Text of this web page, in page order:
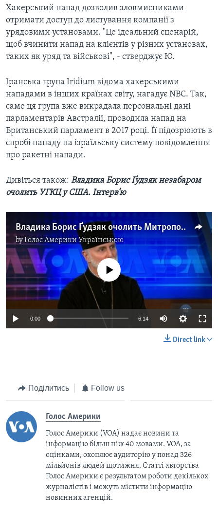
Хакерський напад дозволив зловмисниками
отримати доступ до листування компанії з
урядовими установами. "Це ідеальний сценарій,
щоб вчинити напад на клієнтів у різних установах,
таких як уряд та військові", - стверджує Ю.
Іранська група Iridium відома хакерськими
нападами в інших країнах світу, нагадує NBC. Так,
саме ця група вже викрадала персональні дані
парламентарів Австралії, проводила напад на
Британський парламент в 2017 році. Її підозрюють в
спробі нападу на ізраїльську систему повідомлення
про ракетні напади.
Дивіться також: Владика Борис Ґудзяк незабаром
очолить УГКЦ у США. Інтерв’ю
Владика Борис Ґудзяк очолить Митрополію УГКЦ в США. Інтерв’ю
byГолос Америки Українською
No media source currently available
0:00 6:14
Direct link
Поділитись Follow us
Голос Америки
Голос Америки (VOA) надає новини та
інформацію більш ніж 40 мовами. VOA, за
оцінками, охоплює аудиторію у понад 326
мільйонів людей щотижня. Статті авторства
Голос Америки є результатом роботи декількох
журналістів і можуть містити інформацію
новинних агенцій.